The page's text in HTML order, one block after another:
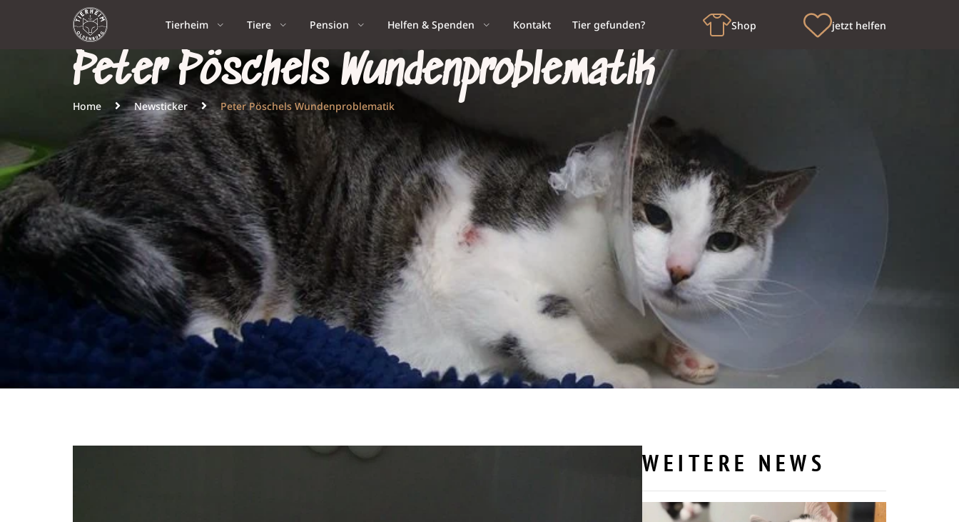
Tierheim Tiere Pension Helfen & Spenden Kontakt Tier gefunden? Shop jetzt helfen
Peter Pöschels Wundenproblematik
Home Newsticker Peter Pöschels Wundenproblematik
WEITERE NEWS